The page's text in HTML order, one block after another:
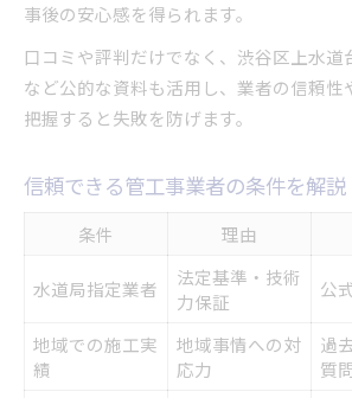
事後の安心感を得られます。
口コミや評判だけでなく、渋谷区上水道
など公的な資料も活用し、業者の信頼性
把握すると失敗を防げます。
信頼できる管工事業者の条件を解説
条件 理由
水道局指定業者
法定基準・技術
力保証
公
地域での施工実
績
地域事情への対
応力
過
質